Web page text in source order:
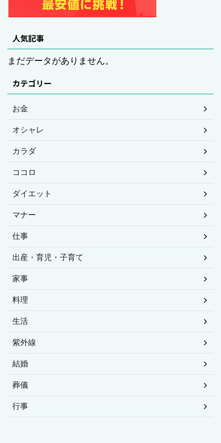
人気記事
まだデータがありません。
カテゴリー
お金
オシャレ
カラダ
ココロ
ダイエット
マナー
仕事
出産・育児・子育て
家事
料理
生活
紫外線
結婚
葬儀
行事